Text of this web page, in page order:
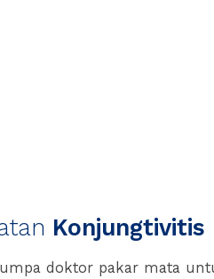
Konjungtivitis
doktor pakar mata